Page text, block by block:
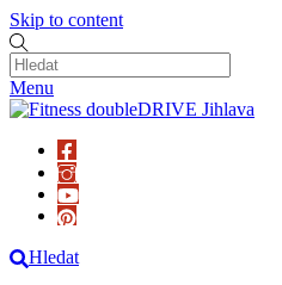
Skip to content
Menu
Hledat